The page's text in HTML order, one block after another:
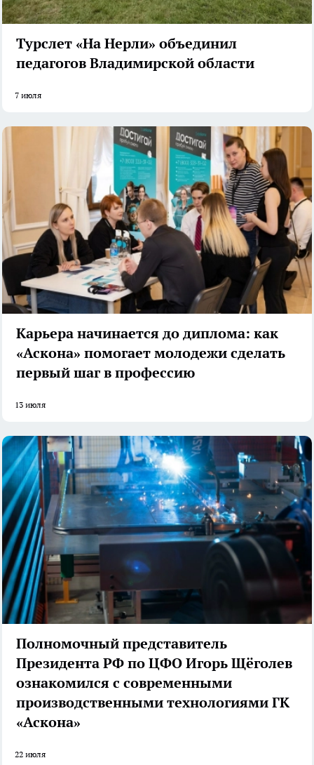
Турслет «На Нерли» объединил
педагогов Владимирской области
7 июля
Карьера начинается до диплома: как
«Аскона» помогает молодежи сделать
первый шаг в профессию
13 июля
Полномочный представитель
Президента РФ по ЦФО Игорь Щёголев
ознакомился с современными
производственными технологиями ГК
«Аскона»
22 июля